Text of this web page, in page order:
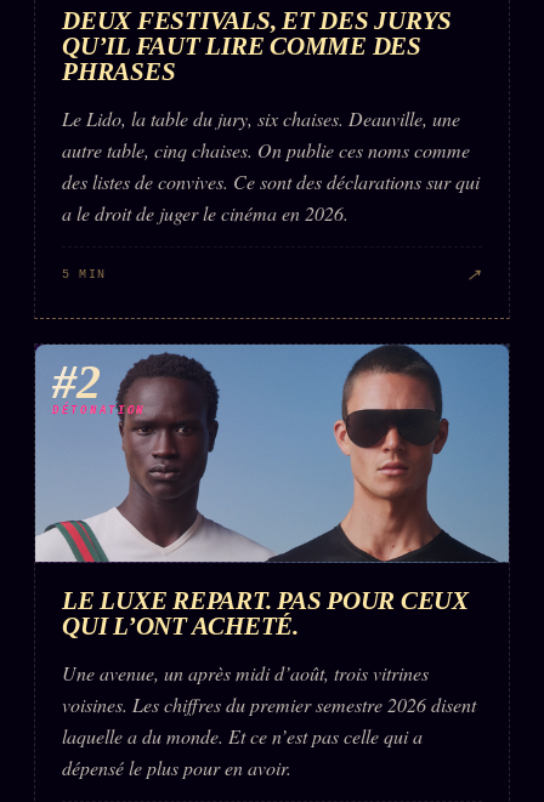
DEUX FESTIVALS, ET DES JURYS
QU’IL FAUT LIRE COMME DES
PHRASES
Le Lido, la table du jury, six chaises. Deauville, une
autre table, cinq chaises. On publie ces noms comme
des listes de convives. Ce sont des déclarations sur qui
a le droit de juger le cinéma en 2026.
5 MIN ↗
#2
DÉTONATION
LE LUXE REPART. PAS POUR CEUX
QUI L’ONT ACHETÉ.
Une avenue, un après midi d’août, trois vitrines
voisines. Les chiffres du premier semestre 2026 disent
laquelle a du monde. Et ce n’est pas celle qui a
dépensé le plus pour en avoir.